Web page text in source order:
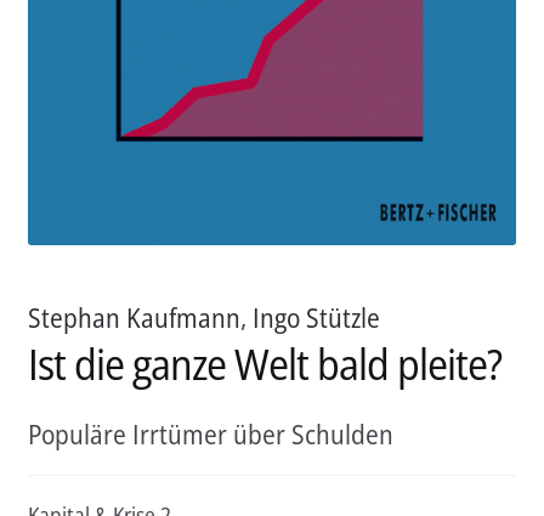
Stephan Kaufmann, Ingo Stützle
Ist die ganze Welt bald pleite?
Populäre Irrtümer über Schulden